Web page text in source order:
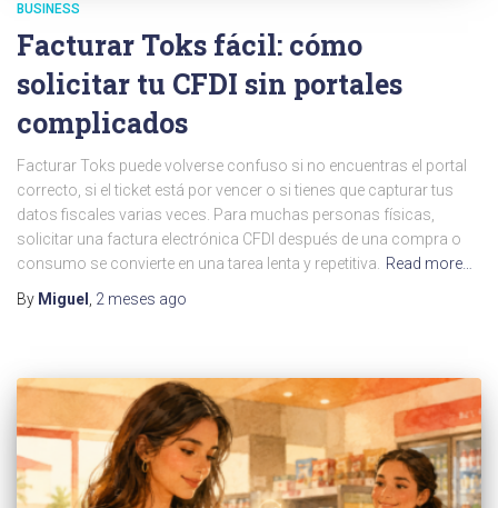
BUSINESS
Facturar Toks fácil: cómo
solicitar tu CFDI sin portales
complicados
Facturar Toks puede volverse confuso si no encuentras el portal
correcto, si el ticket está por vencer o si tienes que capturar tus
datos fiscales varias veces. Para muchas personas físicas,
solicitar una factura electrónica CFDI después de una compra o
consumo se convierte en una tarea lenta y repetitiva. Read more…
By Miguel , 2 meses ago